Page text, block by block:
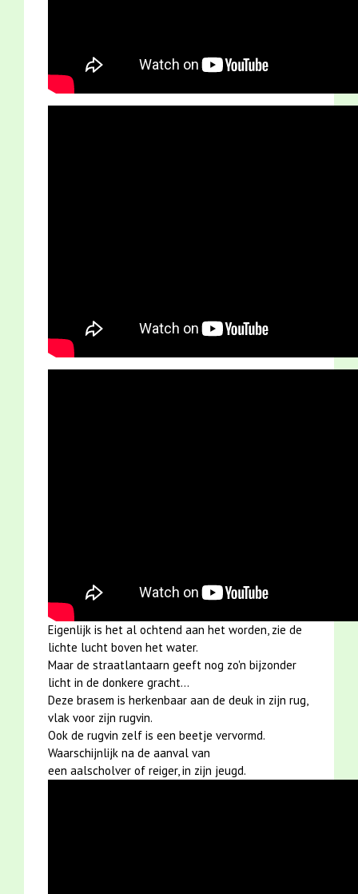
Eigenlijk is het al ochtend aan het worden, zie de
lichte lucht boven het water.
Maar de straatlantaarn geeft nog zo'n bijzonder
licht in de donkere gracht...
Deze brasem is herkenbaar aan de deuk in zijn rug,
vlak voor zijn rugvin.
Ook de rugvin zelf is een beetje vervormd.
Waarschijnlijk na de aanval van
een aalscholver of reiger, in zijn jeugd.